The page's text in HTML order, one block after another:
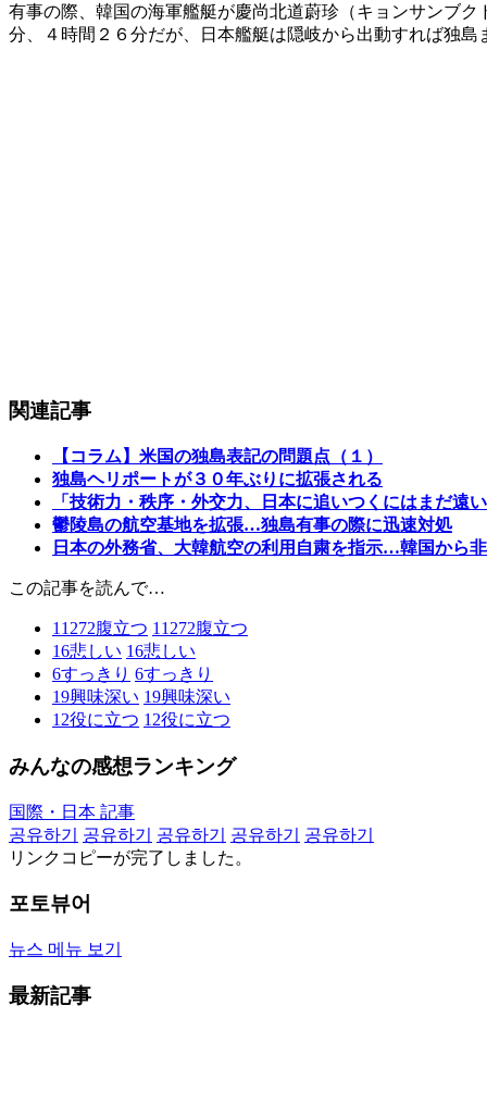
有事の際、韓国の海軍艦艇が慶尚北道蔚珍（キョンサンブ
分、４時間２６分だが、日本艦艇は隠岐から出動すれば独
関連記事
【コラム】米国の独島表記の問題点（１）
独島ヘリポートが３０年ぶりに拡張される
「技術力・秩序・外交力、日本に追いつくにはまだ遠い
鬱陵島の航空基地を拡張…独島有事の際に迅速対処
日本の外務省、大韓航空の利用自粛を指示…韓国から
この記事を読んで…
11272腹立つ 11272腹立つ
16悲しい 16悲しい
6すっきり 6すっきり
19興味深い 19興味深い
12役に立つ 12役に立つ
みんなの感想ランキング
国際・日本 記事
공유하기
공유하기 공유하기 공유하기
공유하기
リンクコピーが完了しました。
포토뷰어
뉴스 메뉴 보기
最新記事